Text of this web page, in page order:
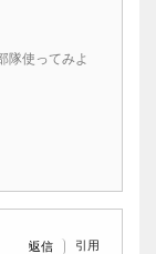
隊使ってみよ
返信 引用